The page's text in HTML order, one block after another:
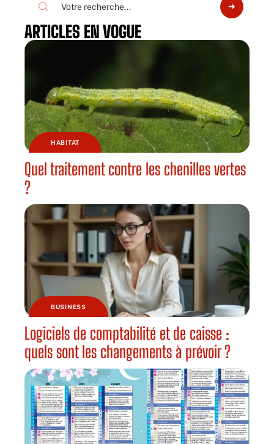
ARTICLES EN VOGUE
HABITAT
Quel traitement contre les chenilles vertes
?
BUSINESS
Logiciels de comptabilité et de caisse :
quels sont les changements à prévoir ?